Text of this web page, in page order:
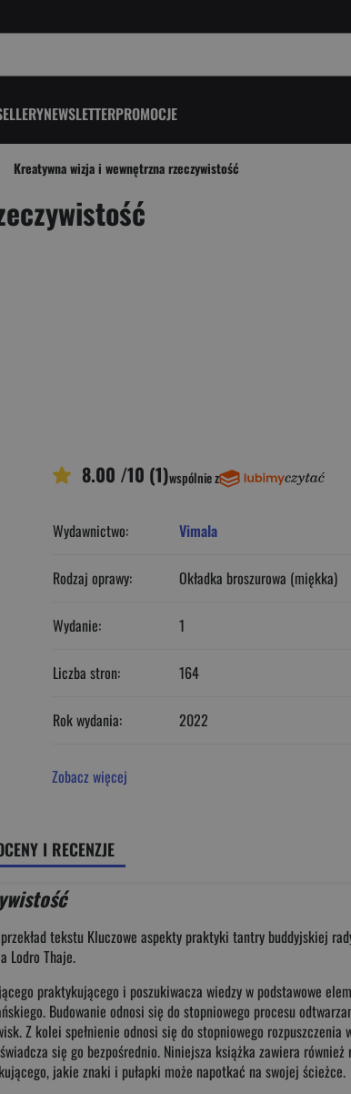
NEWSLETTERPROMOCJE
Kreatywna wizja i wewnętrzna rzeczywistość
8.00 /10 (1)wspólnie z
Wydawnictwo: Vimala
Rodzaj oprawy: Okładka broszurowa (miękka)
Wydanie: 1
Liczba stron: 164
Rok wydania: 2022
Zobacz więcej
I RECENZJE
tekstu Kluczowe aspekty praktyki tantry buddyjskiej
Lodro Thaje.
praktykującego i poszukiwacza wiedzy w podstawowe
Budowanie odnosi się do stopniowego procesu
Z kolei spełnienie odnosi się do stopniowego
się go bezpośrednio. Niniejsza książka zawiera
jakie znaki i pułapki może napotkać na swojej ścieżce.